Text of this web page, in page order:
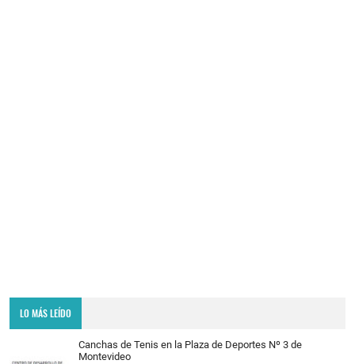
LO MÁS LEÍDO
Canchas de Tenis en la Plaza de Deportes Nº 3 de
Montevideo